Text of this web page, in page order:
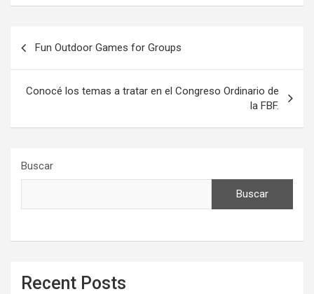
ce
b
o
k
e
a
ke
dI
n
se
g
er
at
p
ail m
tir
entradas
Fun Outdoor Games for Groups
Conocé los temas a tratar en el Congreso Ordinario de
la FBF.
Buscar
Buscar
Recent Posts